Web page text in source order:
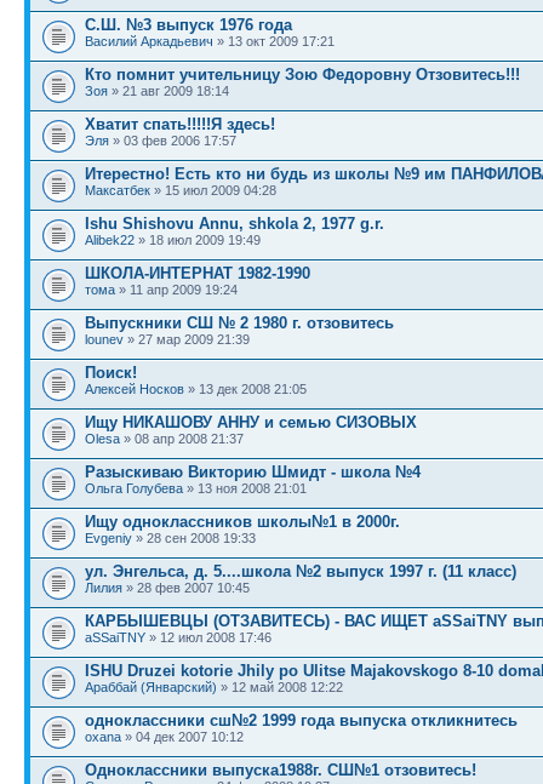
С.Ш. №3 выпуск 1976 года
Василий Аркадьевич » 13 окт 2009 17:21
Кто помнит учительницу Зою Федоровну Отзовитесь!!!
Зоя » 21 авг 2009 18:14
Хватит спать!!!!!Я здесь!
Эля » 03 фев 2006 17:57
Итерестно! Есть кто ни будь из школы №9 им
Максатбек » 15 июл 2009 04:28
Ishu Shishovu Annu, shkola 2, 1977 g.r.
Alibek22 » 18 июл 2009 19:49
ШКОЛА-ИНТЕРНАТ 1982-1990
тома » 11 апр 2009 19:24
Выпускники СШ № 2 1980 г. отзовитесь
lounev » 27 мар 2009 21:39
Поиск!
Алексей Носков » 13 дек 2008 21:05
Ищу НИКАШОВУ АННУ и семью СИЗОВЫХ
Olesa » 08 апр 2008 21:37
Разыскиваю Викторию Шмидт - школа №4
Ольга Голубева » 13 ноя 2008 21:01
Ищу одноклассников школы№1 в 2000г.
Evgeniy » 28 сен 2008 19:33
ул. Энгельса, д. 5....школа №2 выпуск 1997 г. (11 класс)
Лилия » 28 фев 2007 10:45
КАРБЫШЕВЦЫ (ОТЗАВИТЕСЬ) - ВАС ИЩЕТ aSSaiTNY
aSSaiTNY » 12 июл 2008 17:46
ISHU Druzei kotorie Jhily po Ulitse Majakovskogo 8-10
Араббай (Январский) » 12 май 2008 12:22
одноклассники сш№2 1999 года выпуска откликнитесь
oxana » 04 дек 2007 10:12
Одноклассники выпуска1988г. СШ№1 отзовитесь!